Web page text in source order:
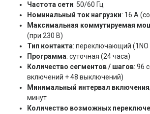
Частота сети: 50/60 Гц
Номинальный ток нагрузки: 16 А
Максимальная коммутируемая
(при 230 В)
Тип контакта: переключающий (1NO
Программа: суточная (24 часа)
Количество сегментов / шагов: 96
включений + 48 выключений)
Минимальный интервал
минут
Количество возможных